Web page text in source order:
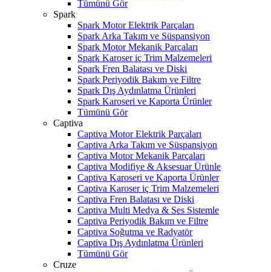
Tümünü Gör
Spark
Spark Motor Elektrik Parçaları
Spark Arka Takım ve Süspansiyon
Spark Motor Mekanik Parçaları
Spark Karoser iç Trim Malzemeleri
Spark Fren Balatası ve Diski
Spark Periyodik Bakım ve Filtre
Spark Dış Aydınlatma Ürünleri
Spark Karoseri ve Kaporta Ürünler
Tümünü Gör
Captiva
Captiva Motor Elektrik Parçaları
Captiva Arka Takım ve Süspansiyon
Captiva Motor Mekanik Parçaları
Captiva Modifiye & Aksesuar Ürünle
Captiva Karoseri ve Kaporta Ürünler
Captiva Karoser iç Trim Malzemeleri
Captiva Fren Balatası ve Diski
Captiva Multi Medya & Ses Sistemle
Captiva Periyodik Bakım ve Filtre
Captiva Soğutma ve Radyatör
Captiva Dış Aydınlatma Ürünleri
Tümünü Gör
Cruze